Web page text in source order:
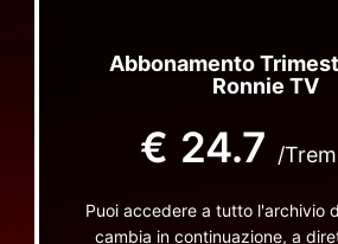
Abbonamento
Ronnie TV
€ 24.7 /
Puoi accedere a tutto l'archivio
cambia in continuazione, a